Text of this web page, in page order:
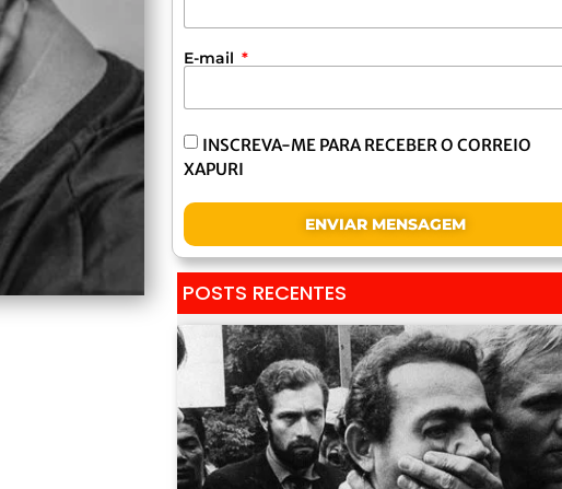
E-mail
INSCREVA-ME PARA RECEBER O CORREIO
XAPURI
ENVIAR MENSAGEM
POSTS RECENTES